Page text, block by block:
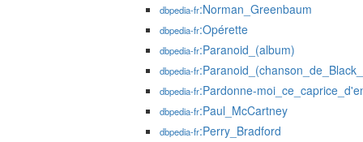
dbpedia-fr:Norman_Greenbaum
dbpedia-fr:Opérette
dbpedia-fr:Paranoid_(album)
dbpedia-fr
dbpedia-fr:Pardonne-
dbpedia-fr:Paul_McCartney
dbpedia-fr:Perry_Bradford